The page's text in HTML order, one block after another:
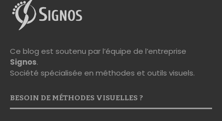
Ce blog est soutenu par l’équipe de l’entreprise
Signos.
Société spécialisée en méthodes et outils visuels.
BESOIN DE MÉTHODES VISUELLES ?